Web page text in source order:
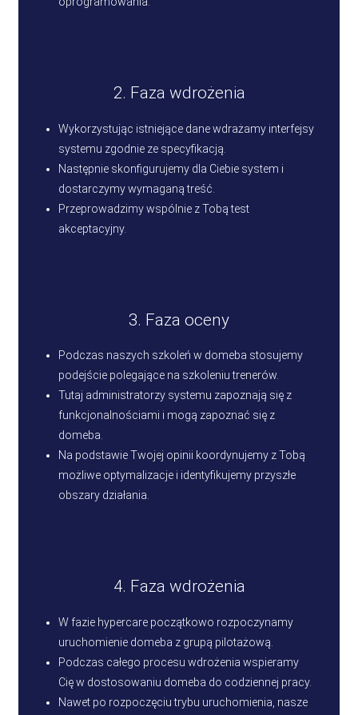
2. Faza wdrożenia
Wykorzystując istniejące dane wdrażamy interfejsy
systemu zgodnie ze specyfikacją.
Następnie skonfigurujemy dla Ciebie system i
dostarczymy wymaganą treść.
Przeprowadzimy wspólnie z Tobą test
akceptacyjny.
3. Faza oceny
Podczas naszych szkoleń w domeba stosujemy
podejście polegające na szkoleniu trenerów.
Tutaj administratorzy systemu zapoznają się z
funkcjonalnościami i mogą zapoznać się z
domeba.
Na podstawie Twojej opinii koordynujemy z Tobą
możliwe optymalizacje i identyfikujemy przyszłe
obszary działania.
4. Faza wdrożenia
W fazie hypercare początkowo rozpoczynamy
uruchomienie domeba z grupą pilotażową.
Podczas całego procesu wdrożenia wspieramy
Cię w dostosowaniu domeba do codziennej pracy.
Nawet po rozpoczęciu trybu uruchomienia, nasze